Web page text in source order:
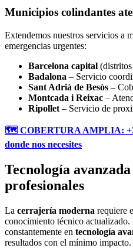
Municipios colindantes
Extendemos nuestros servicios a
emergencias urgentes:
Barcelona capital
Badalona – Servicio
Sant Adrià de Besòs –
Montcada i Reixac –
Ripollet – Servicio de
🗺️ COBERTURA AMPLIA:
donde nos necesites
Tecnología
profesionales
La cerrajería moderna requiere
conocimiento técnico
constantemente en tecnología
resultados con el mínimo impacto.